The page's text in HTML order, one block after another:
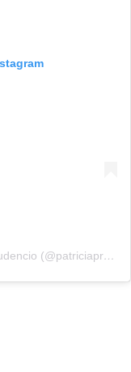
Una publicación compartida de Patricia Prudencio (@patriciaprudencio98)